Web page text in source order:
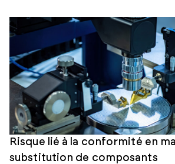
Risque lié à la conformité en
substitution de composants